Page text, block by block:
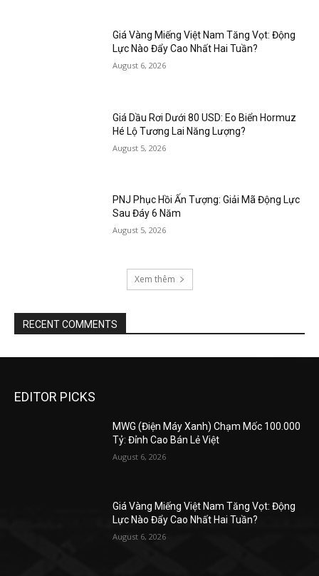
Giá Vàng Miếng Việt Nam Tăng Vọt: Động
Lực Nào Đẩy Cao Nhất Hai Tuần?
August 6, 2026
Giá Dầu Rơi Dưới 80 USD: Eo Biển Hormuz
Hé Lộ Tương Lai Năng Lượng?
August 5, 2026
PNJ Phục Hồi Ấn Tượng: Giải Mã Động Lực
Sau Đáy 6 Năm
August 5, 2026
Xem thêm
RECENT COMMENTS
EDITOR PICKS
MWG (Điện Máy Xanh) Chạm Mốc 100.000
Tỷ: Đỉnh Cao Bán Lẻ Việt
August 6, 2026
Giá Vàng Miếng Việt Nam Tăng Vọt: Động
Lực Nào Đẩy Cao Nhất Hai Tuần?
August 6, 2026